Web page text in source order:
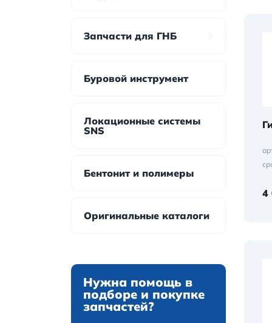
Запчасти для ГНБ
Буровой инструмент
Локационные системы
SNS
Бентонит и полимеры
Оригинальные каталоги
Нужна помощь в
подборе и покупке
запчастей?
4